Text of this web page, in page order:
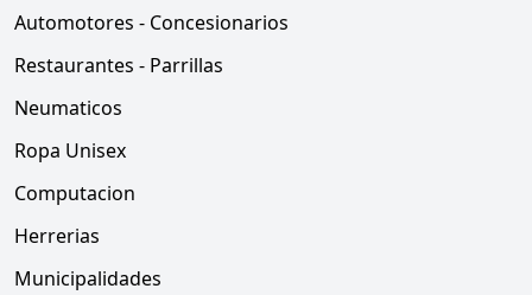
Automotores - Concesionarios
Restaurantes - Parrillas
Neumaticos
Ropa Unisex
Computacion
Herrerias
Municipalidades